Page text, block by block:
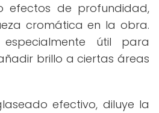
efectos de profundidad,
cromática en la obra.
útil para
brillo a ciertas áreas
efectivo, diluye la